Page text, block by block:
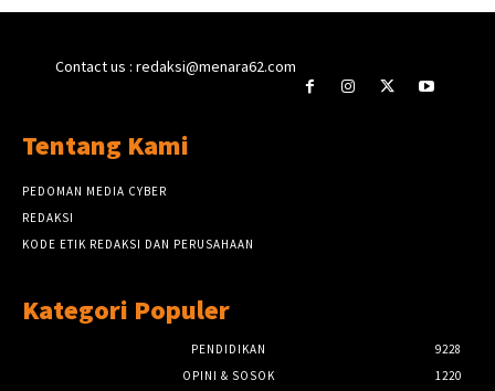
Contact us : redaksi@menara62.com
Tentang Kami
PEDOMAN MEDIA CYBER
REDAKSI
KODE ETIK REDAKSI DAN PERUSAHAAN
Kategori Populer
PENDIDIKAN
9228
OPINI & SOSOK
1220